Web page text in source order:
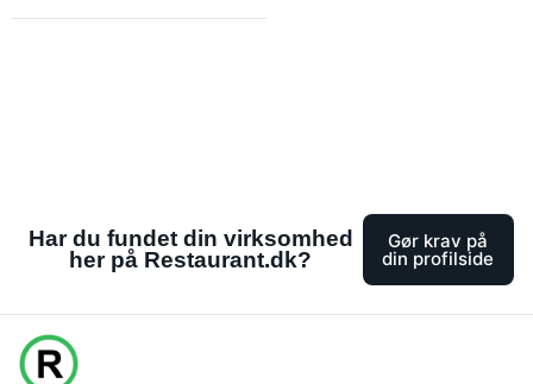
Har du fundet din virksomhed
her på Restaurant.dk?
Gør krav på
din profilside